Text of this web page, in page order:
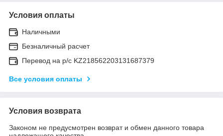
Условия оплаты
Наличными
Безналичный расчет
Перевод на р/с KZ218562203131687379
Все условия оплаты
Условия возврата
Законом не предусмотрен возврат и обмен данного товара